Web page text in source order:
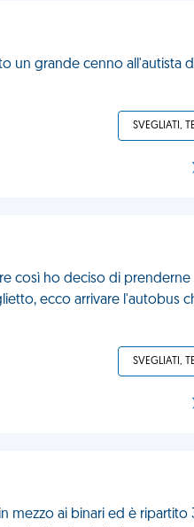
un grande cenno all'autista
SVEGLIATI,
così ho deciso di
ecco arrivare l'autobus
SVEGLIATI,
mezzo ai binari ed è ripartito